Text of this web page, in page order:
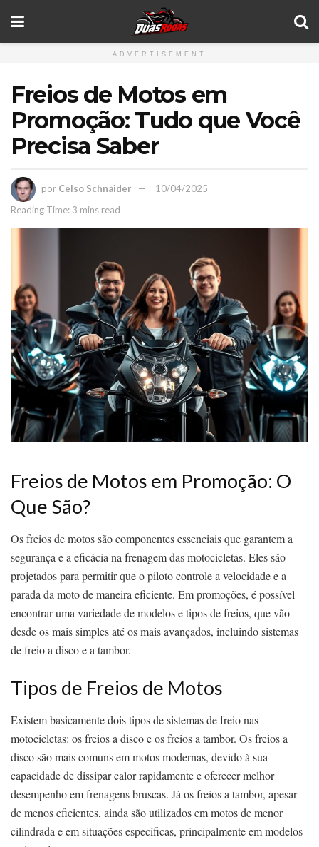
ADVERTISEMENT
Freios de Motos em
Promoção: Tudo que Você
Precisa Saber
por Celso Schnaider
10/04/2025
Reading Time: 3 mins read
Freios de Motos em Promoção: O
Que São?
Os freios de motos são componentes essenciais que garantem a
segurança e a eficácia na frenagem das motocicletas. Eles são
projetados para permitir que o piloto controle a velocidade e a
parada da moto de maneira eficiente. Em promoções, é possível
encontrar uma variedade de modelos e tipos de freios, que vão
desde os mais simples até os mais avançados, incluindo sistemas
de freio a disco e a tambor.
Tipos de Freios de Motos
Existem basicamente dois tipos de sistemas de freio nas
motocicletas: os freios a disco e os freios a tambor. Os freios a
disco são mais comuns em motos modernas, devido à sua
capacidade de dissipar calor rapidamente e oferecer melhor
desempenho em frenagens bruscas. Já os freios a tambor, apesar
de menos eficientes, ainda são utilizados em motos de menor
cilindrada e em situações específicas, principalmente em modelos